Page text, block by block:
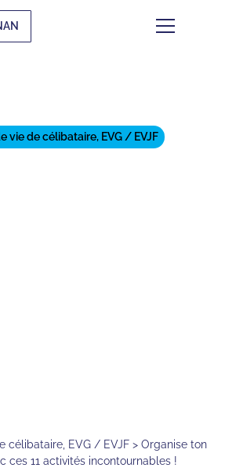
vie de célibataire, EVG / EVJF
célibataire, EVG / EVJF > Organise ton
ces 11 activités incontournables !